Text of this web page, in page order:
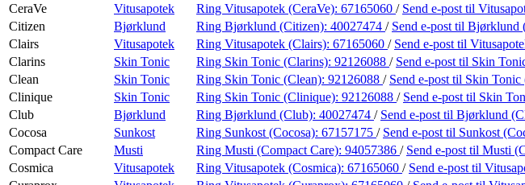
CeraVe
Vitusapotek Ring Vitusapotek (CeraVe): 67165060 / Send e-post til
Citizen
Bjørklund Ring Bjørklund (Citizen): 40027474 / Send e-post til Bjørklund
Clairs
Vitusapotek Ring Vitusapotek (Clairs): 67165060 / Send e-post til
Clarins
Skin Tonic Ring Skin Tonic (Clarins): 92126088 / Send e-post til Skin
Clean
Skin Tonic Ring Skin Tonic (Clean): 92126088 / Send e-post til Skin Tonic
Clinique
Skin Tonic Ring Skin Tonic (Clinique): 92126088 / Send e-post til Skin
Club
Bjørklund Ring Bjørklund (Club): 40027474 / Send e-post til Bjørklund
Cocosa
Sunkost Ring Sunkost (Cocosa): 67157175 / Send e-post til Sunkost
Compact Care
Musti Ring Musti (Compact Care): 94057386 / Send e-post til Musti
Cosmica
Vitusapotek Ring Vitusapotek (Cosmica): 67165060 / Send e-post til